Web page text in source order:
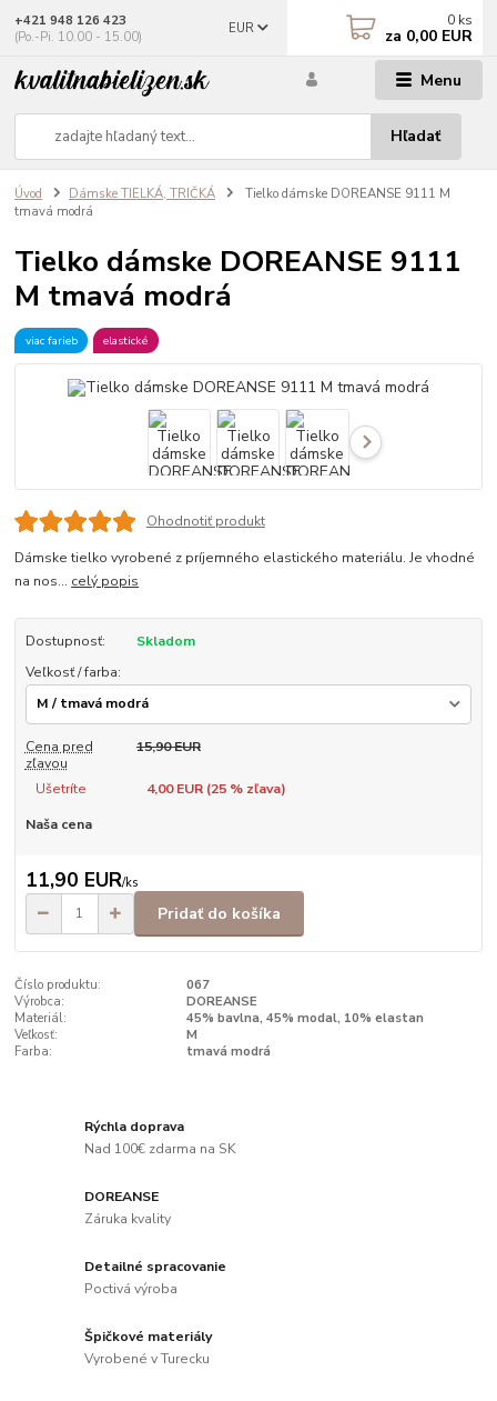
Menu
EUR
Hľadať
+421 948 126 423
(Po.-Pi. 10.00 - 15.00)
0 ks
za 0,00 EUR
Úvod Dámske TIELKÁ, TRIČKÁ
Tielko dámske DOREANSE 9111 M
tmavá modrá
Tielko dámske DOREANSE 9111
M tmavá modrá
viac farieb elastické
Ohodnotiť produkt
Dámske tielko vyrobené z príjemného elastického materiálu. Je vhodné
na nos... celý popis
Dostupnosť:
Skladom
Veľkosť / farba:
Cena pred
zľavou
15,90 EUR
Ušetríte 4,00 EUR (25% zľava)
Naša cena
11,90 EUR/ks
Pridať do košíka
Číslo produktu:
067
Výrobca:
DOREANSE
Materiál:
45% bavlna, 45% modal, 10% elastan
Veľkosť:
M
Farba:
tmavá modrá
Rýchla doprava
Nad 100€ zdarma na SK
DOREANSE
Záruka kvality
Detailné spracovanie
Poctivá výroba
Špičkové materiály
Vyrobené v Turecku